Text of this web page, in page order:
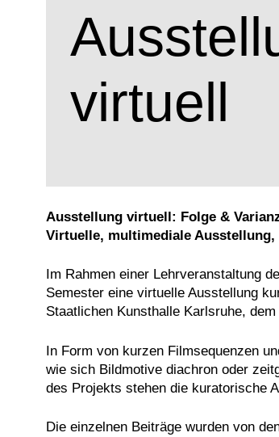
virtuell
Ausstellung virtuell: Folge &
Virtuelle, multimediale Ausstellung,
Im Rahmen einer Lehrveranstaltung
Semester eine virtuelle Ausstellung
Staatlichen Kunsthalle Karlsruhe,
In Form von kurzen Filmsequenzen
wie sich Bildmotive diachron oder
des Projekts stehen die kuratorische
Die einzelnen Beiträge wurden von